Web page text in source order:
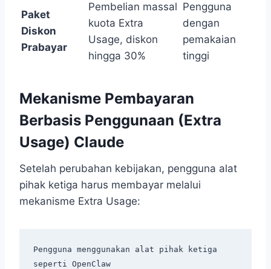
Paket
Diskon
Prabayar
Pembelian massal
kuota Extra
Usage, diskon
hingga 30%
Pengguna
dengan
pemakaian
tinggi
Mekanisme Pembayaran
Berbasis Penggunaan (Extra
Usage) Claude
Setelah perubahan kebijakan, pengguna alat
pihak ketiga harus membayar melalui
mekanisme Extra Usage:
Pengguna menggunakan alat pihak ketiga
seperti OpenClaw